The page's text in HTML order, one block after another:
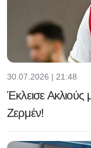
30.07.2026 | 21:48
Έκλεισε
Ζερμέν!